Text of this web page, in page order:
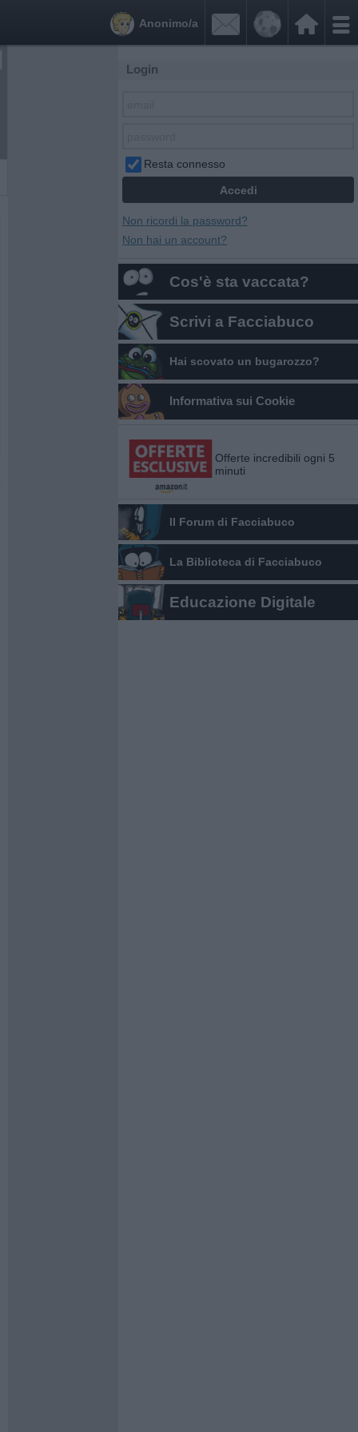


Anonimo/a
Login
Resta connesso
Non ricordi la password?
Non hai un account?
Cos'è sta vaccata?
Scrivi a Facciabuco
Hai scovato un bugarozzo?
Informativa sui Cookie
Offerte incredibili ogni 5
minuti
Il Forum di Facciabuco
La Biblioteca di Facciabuco
Educazione Digitale